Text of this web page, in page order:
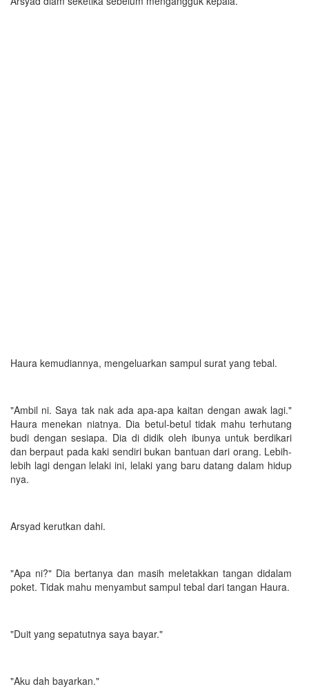
Haura kemudiannya, mengeluarkan sampul surat yang tebal.
"Ambil ni. Saya tak nak ada apa-apa kaitan dengan awak lagi."
Haura menekan niatnya. Dia betul-betul tidak mahu terhutang
budi dengan sesiapa. Dia di didik oleh ibunya untuk berdikari
dan berpaut pada kaki sendiri bukan bantuan dari orang. Lebih-
lebih lagi dengan lelaki ini, lelaki yang baru datang dalam hidup
nya.
Arsyad kerutkan dahi.
"Apa ni?" Dia bertanya dan masih meletakkan tangan didalam
poket. Tidak mahu menyambut sampul tebal dari tangan Haura.
"Duit yang sepatutnya saya bayar."
"Aku dah bayarkan."